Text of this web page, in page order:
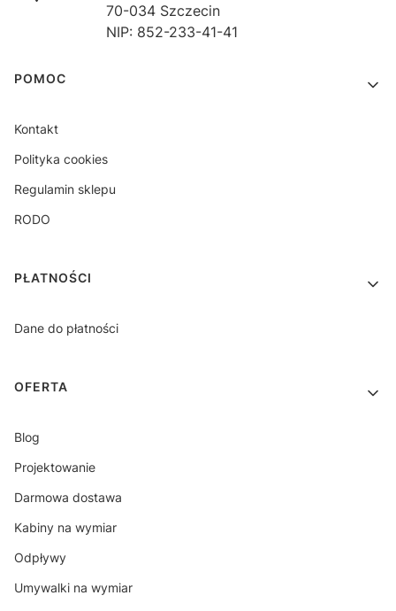
70-034 Szczecin
NIP: 852-233-41-41
Linki w stopce
POMOC
Kontakt
Polityka cookies
Regulamin sklepu
RODO
PŁATNOŚCI
Dane do płatności
OFERTA
Blog
Projektowanie
Darmowa dostawa
Kabiny na wymiar
Odpływy
Umywalki na wymiar